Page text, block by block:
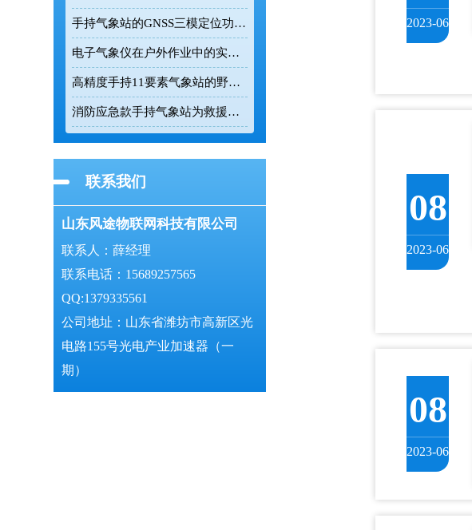
手持气象站的GNSS三模定位功能让野外监测更精准
电子气象仪在户外作业中的实时数据监测价值
高精度手持11要素气象站的野外数据采集能力解析
消防应急款手持气象站为救援现场提供精准环境数据
联系我们
山东风途物联网科技有限公司
联系人：薛经理
联系电话：15689257565
QQ:1379335561
公司地址：山东省潍坊市高新区光
电路155号光电产业加速器（一
期）
2023-06
08
2023-06
08
2023-06